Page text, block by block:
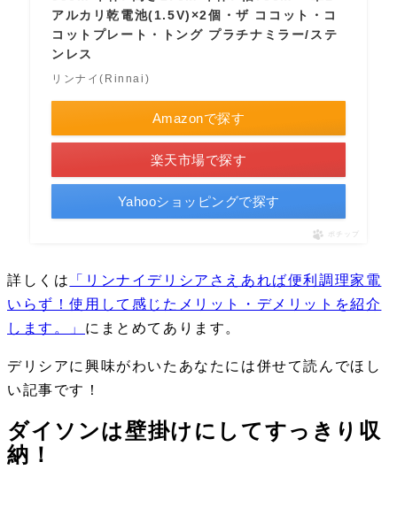
アルカリ乾電池(1.5V)×2個・ザ ココット・コ
コットプレート・トング プラチナミラー/ステ
ンレス
リンナイ(Rinnai)
Amazonで探す
楽天市場で探す
Yahooショッピングで探す
ポチップ
詳しくは
「リンナイデリシアさえあれば便利調理家電
いらず！使用して感じたメリット・デメリットを紹介
します。」 にまとめてあります。
デリシアに興味がわいたあなたには併せて読んでほし
い記事です！
ダイソンは壁掛けにしてすっきり収
納！